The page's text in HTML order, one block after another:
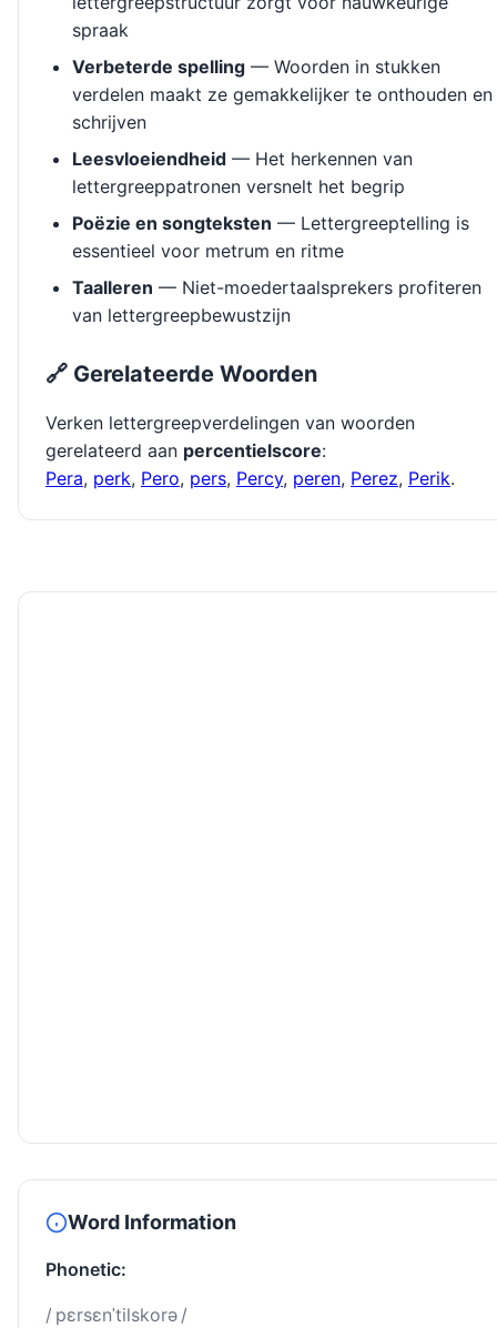
spraak
Verbeterde spelling — Woorden in stukken
verdelen maakt ze gemakkelijker te onthouden en
schrijven
Leesvloeiendheid — Het herkennen van
lettergreeppatronen versnelt het begrip
Poëzie en songteksten — Lettergreeptelling is
essentieel voor metrum en ritme
Taalleren — Niet-moedertaalsprekers profiteren
van lettergreepbewustzijn
🔗 Gerelateerde Woorden
Verken lettergreepverdelingen van woorden
gerelateerd aan percentielscore:
Pera, perk, Pero, pers, Percy, peren, Perez, Perik.
Word Information
Phonetic:
/ pɛrsɛnˈtilskorə /